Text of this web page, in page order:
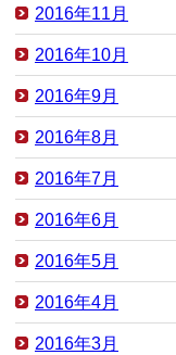
2016年11月
2016年10月
2016年9月
2016年8月
2016年7月
2016年6月
2016年5月
2016年4月
2016年3月